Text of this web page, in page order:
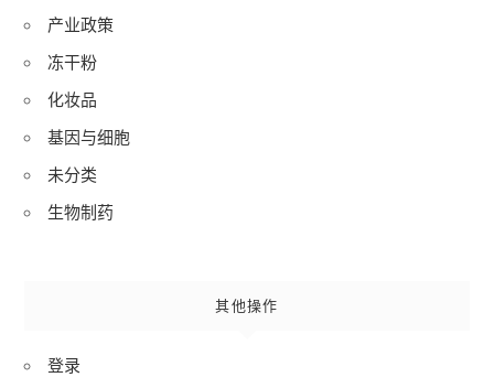
产业政策
冻干粉
化妆品
基因与细胞
未分类
生物制药
其他操作
登录